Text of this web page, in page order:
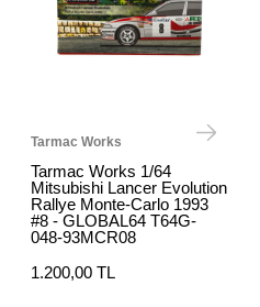
1993
STOKTA YOK
Hot Wheels
Hot Wheels Pop
Batman
499,99 TL